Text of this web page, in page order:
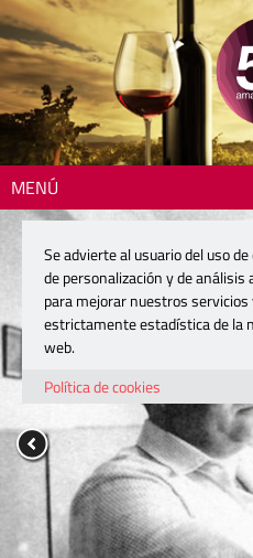
MENÚ
Se advierte al usuario del uso
de personalización y de
para mejorar nuestros
estrictamente estadística de la
web.
Política de cookies